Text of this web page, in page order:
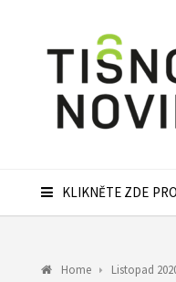
KLIKNĚTE ZDE
Home Listopad